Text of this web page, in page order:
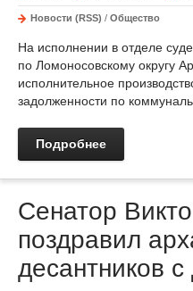
Новости (RSS) / Общество
На исполнении в отделе
по Ломоносовскому округу
исполнительное
задолженности по
Подробнее
Сенатор
поздравил
десантников